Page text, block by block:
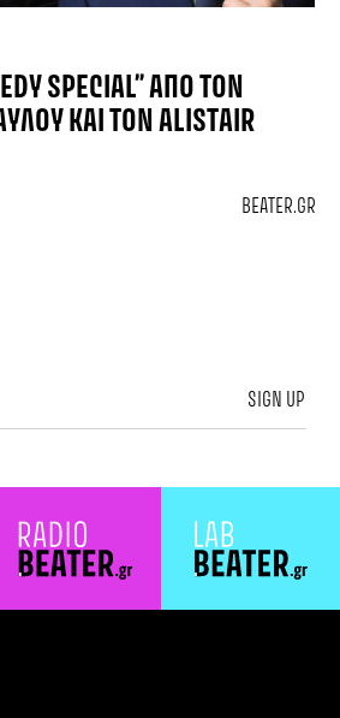
SPECIAL” ΑΠΌ ΤΟΝ
ΚΑΙ ΤΟΝ ALISTAIR
BEATER.GR
SIGN UP